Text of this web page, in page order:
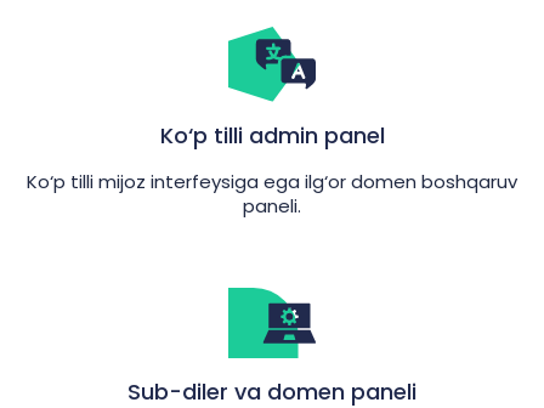
Ko‘p tilli admin panel
Ko‘p tilli mijoz interfeysiga ega ilg‘or domen boshqaruv
paneli.
Sub-diler va domen paneli